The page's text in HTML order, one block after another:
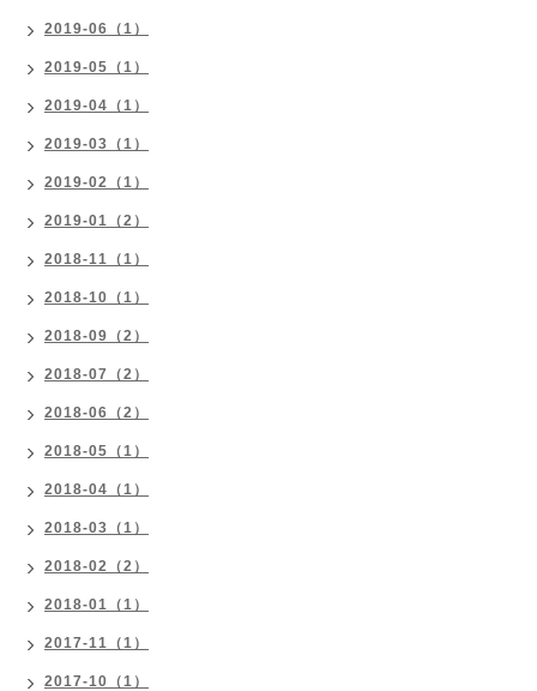
2019-06（1）
2019-05（1）
2019-04（1）
2019-03（1）
2019-02（1）
2019-01（2）
2018-11（1）
2018-10（1）
2018-09（2）
2018-07（2）
2018-06（2）
2018-05（1）
2018-04（1）
2018-03（1）
2018-02（2）
2018-01（1）
2017-11（1）
2017-10（1）